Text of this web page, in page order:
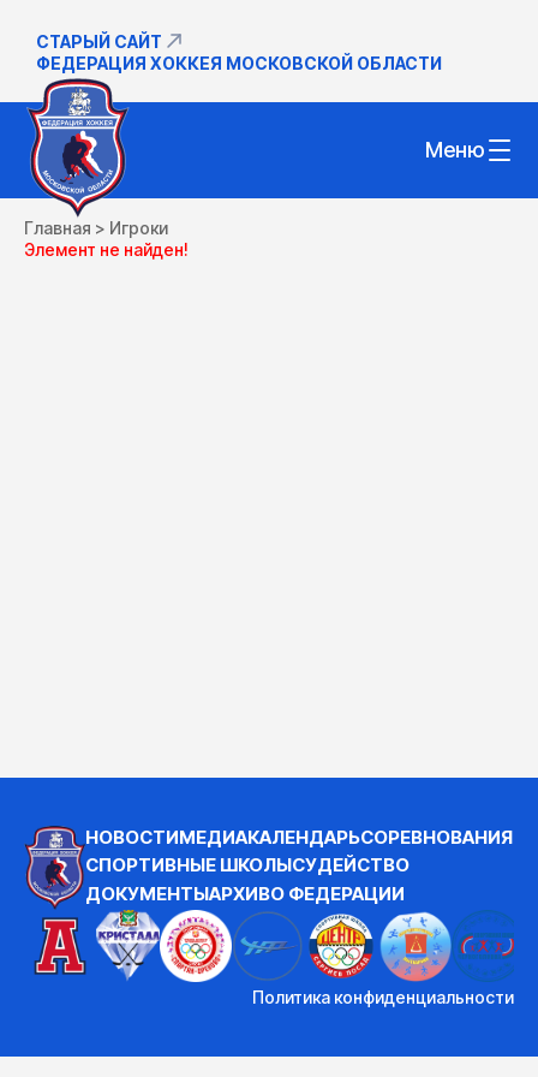
СТАРЫЙ САЙТ
ФЕДЕРАЦИЯ ХОККЕЯ МОСКОВСКОЙ ОБЛАСТИ
Меню
Главная > Игроки
Элемент не найден!
НОВОСТИМЕДИАКАЛЕНДАРЬСОРЕВНОВАНИЯ
СПОРТИВНЫЕ ШКОЛЫСУДЕЙСТВО
ДОКУМЕНТЫАРХИВО ФЕДЕРАЦИИ
Политика конфиденциальности